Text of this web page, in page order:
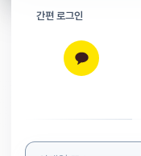
간편 로그인
로그인 정보 입력